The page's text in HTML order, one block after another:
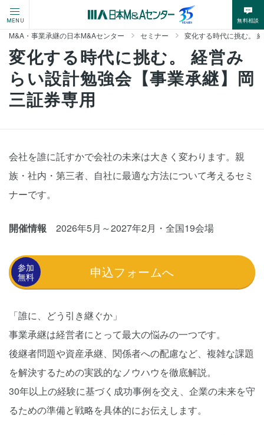
MENU 無料相談
M&A・事業承継の日本M&Aセンター セミナー 変化する時代に挑む。
変化する時代に挑む。 経営み
らい設計勉強会【事業承継】岡
三証券専用
会社を誰に託すかで会社の未来は大きく変わります。親
族・社内・第三者、自社に最適な方法について考えるセミ
ナーです。
開催情報 2026年5月～2027年2月・全国19会場
申込フォームへ
参加
無料
「誰に、どう引き継ぐか」
事業承継は経営者にとって最大の悩みの一つです。
後継者問題や資産承継、関係者への配慮など、複雑な課題
を解決するための実践的なノウハウを徹底解説。
30年以上の経験に基づく成功事例を交え、企業の未来を守
るための準備と戦略を具体的にお伝えします。